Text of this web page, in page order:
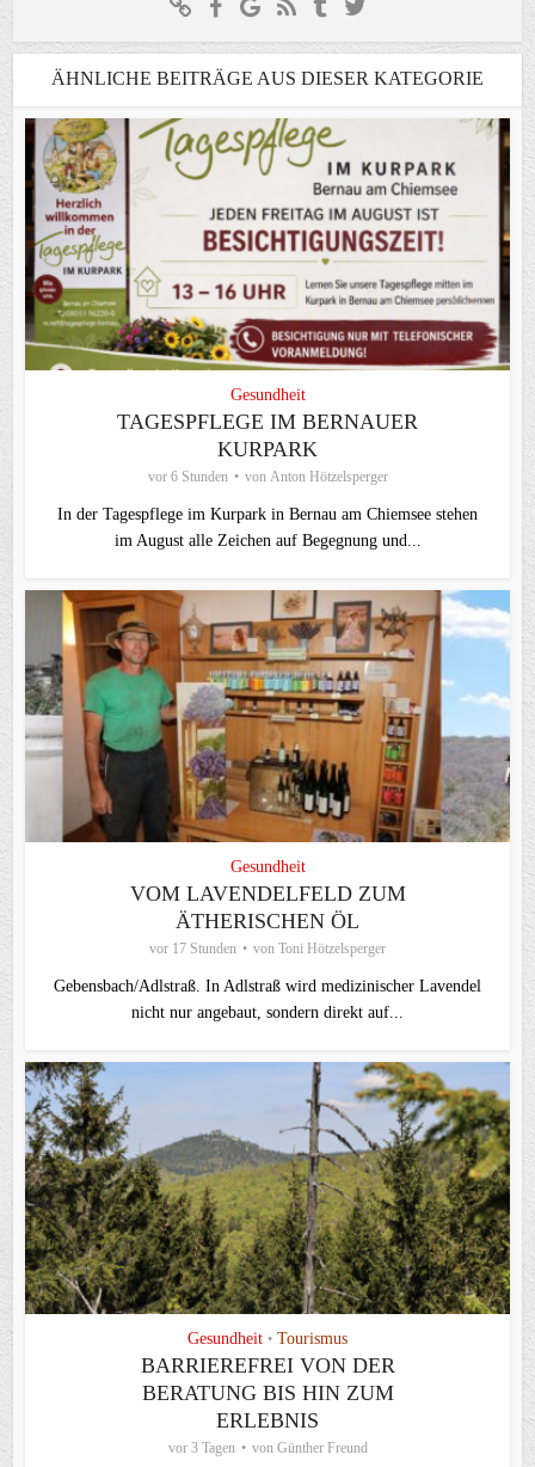
ÄHNLICHE BEITRÄGE AUS DIESER KATEGORIE
Gesundheit
TAGESPFLEGE IM BERNAUER
KURPARK
vor 6 Stunden von Anton Hötzelsperger
In der Tagespflege im Kurpark in Bernau am Chiemsee stehen
im August alle Zeichen auf Begegnung und...
Gesundheit
VOM LAVENDELFELD ZUM
ÄTHERISCHEN ÖL
vor 17 Stunden von Toni Hötzelsperger
Gebensbach/Adlstraß. In Adlstraß wird medizinischer Lavendel
nicht nur angebaut, sondern direkt auf...
Gesundheit • Tourismus
BARRIEREFREI VON DER
BERATUNG BIS HIN ZUM
ERLEBNIS
vor 3 Tagen von Günther Freund